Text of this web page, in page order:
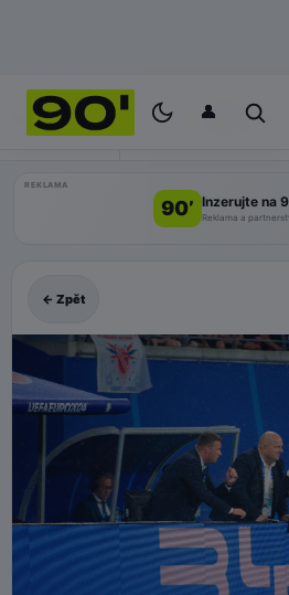
👤
PROGRAM 17:00 Zlin
REKLAMA
90’ Inzerujte na
Reklama a
← Zpět